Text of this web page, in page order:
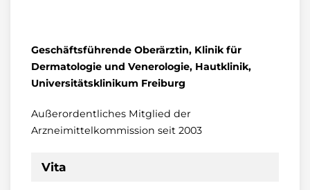
Geschäftsführende Oberärztin, Klinik für
Dermatologie und Venerologie, Hautklinik,
Universitätsklinikum Freiburg
Außerordentliches Mitglied der
Arzneimittelkommission seit 2003
Vita